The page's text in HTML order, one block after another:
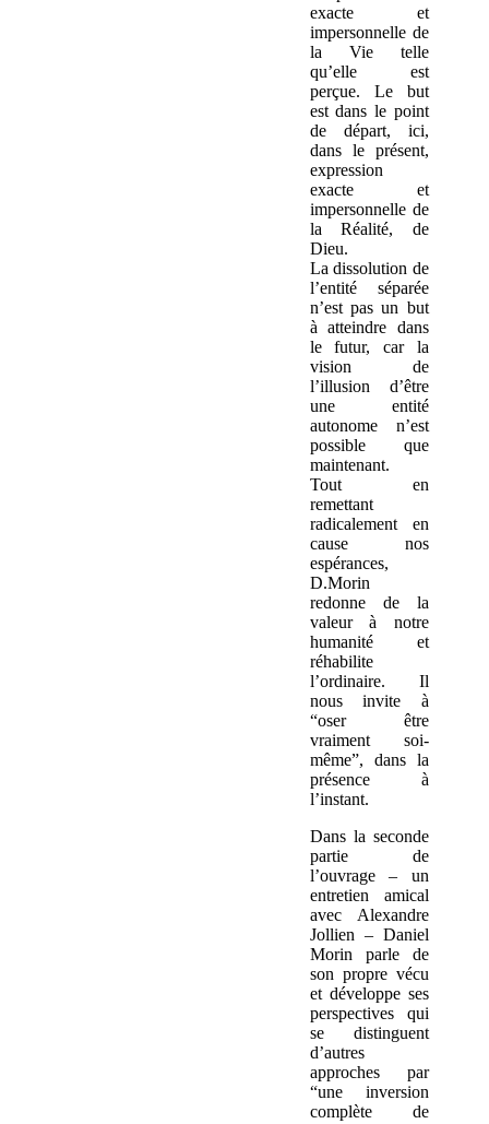
exacte et
impersonnelle de
la Vie telle
qu’elle est
perçue. Le but
est dans le point
de départ, ici,
dans le présent,
expression
exacte et
impersonnelle de
la Réalité, de
Dieu.
La dissolution de
l’entité séparée
n’est pas un but
à atteindre dans
le futur, car la
vision de
l’illusion d’être
une entité
autonome n’est
possible que
maintenant.
Tout en
remettant
radicalement en
cause nos
espérances,
D.Morin
redonne de la
valeur à notre
humanité et
réhabilite
l’ordinaire. Il
nous invite à
“oser être
vraiment soi-
même”, dans la
présence à
l’instant.
Dans la seconde
partie de
l’ouvrage – un
entretien amical
avec Alexandre
Jollien – Daniel
Morin parle de
son propre vécu
et développe ses
perspectives qui
se distinguent
d’autres
approches par
“une inversion
complète de